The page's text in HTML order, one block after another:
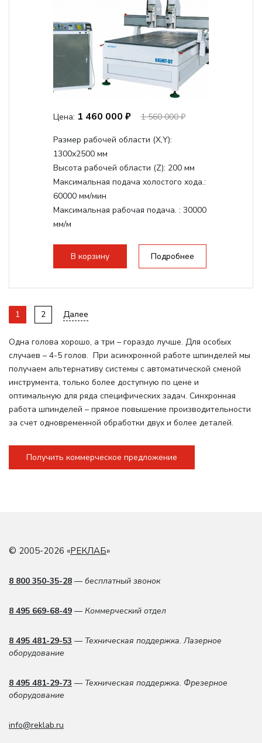
Цена: 1 460 000 ₽ 1 560 000 ₽
Размер рабочей области (Х,Y):
1300x2500 мм
Высота рабочей области (Z): 200 мм
Максимальная подача холостого хода.:
60000 мм/мин
Максимальная рабочая подача. : 30000
мм/м
стандартно:Вакуумный стол
Цанговый патрон:ER32
В корзину Подробнее
1 2 Далее
Одна голова хорошо, а три – гораздо лучше. Для особых
случаев – 4-5 голов. При асинхронной работе шпинделей мы
получаем альтернативу системы с автоматической сменой
инструмента, только более доступную по цене и
оптимальную для ряда специфических задач. Синхронная
работа шпинделей – прямое повышение производительности
за счет одновременной обработки двух и более деталей.
Получить коммерческое предложение
© 2005-2026 «РЕКЛАБ»
8 800 350-35-28 — бесплатный звонок
8 495 669-68-49 — Коммерческий отдел
8 495 481-29-53 — Техническая поддержка. Лазерное
оборудование
8 495 481-29-73 — Техническая поддержка. Фрезерное
оборудование
info@reklab.ru